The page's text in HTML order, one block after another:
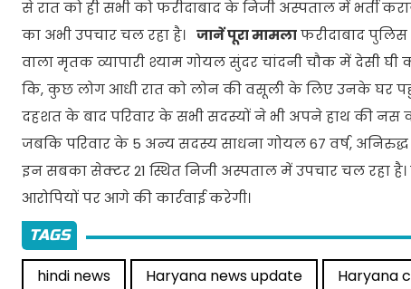
से रात को ही सभी को फरीदाबाद के निजी अस्पताल में भर्ती
का अभी उपचार चल रहा है। जानें पूरा मामलाफरीदाबाद
वाला मृतक व्यापारी श्याम गोयल सुंदर चांदनी चौक में देसी
कि, कुछ लोग आधी रात को लोन की वसूली के लिए उनके घर
दहशत के बाद परिवार के सभी सदस्यों ने भी अपने हाथ की नस
जबकि परिवार के 5 अन्य सदस्य साधना गोयल 67 वर्ष, अनिरुद्ध
इन सबका सेक्टर 21 स्थित निजी अस्पताल में उपचार चल रहा
आरोपियों पर आगे की कार्रवाई करेगी।
TAGS
hindi news Haryana news update Haryana